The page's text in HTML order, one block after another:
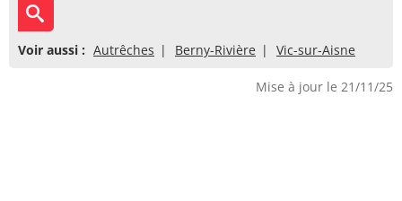
Voir aussi : Autrêches Berny-Rivière Vic-sur-Aisne
Mise à jour le 21/11/25